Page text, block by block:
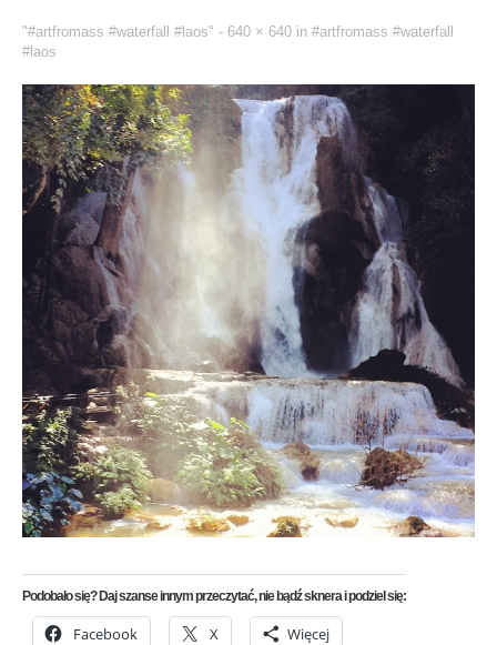
"#artfromass #waterfall #laos" - 640 × 640 in #artfromass #waterfall
#laos
Podobało się? Daj szanse innym przeczytać, nie bądź sknera i podziel się:
Facebook X Więcej